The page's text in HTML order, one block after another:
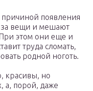
причиной появления
за вещи и мешают
этом они еще и
труда сломать,
родной ноготь.
красивы, но
а, порой, даже